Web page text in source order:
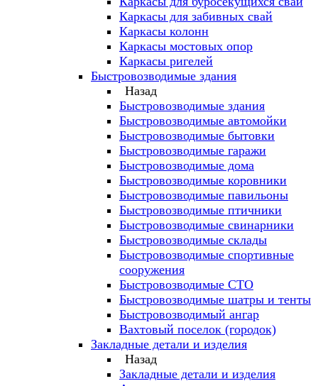
Каркасы для забивных свай
Каркасы колонн
Каркасы мостовых опор
Каркасы ригелей
Быстровозводимые здания
Назад
Быстровозводимые здания
Быстровозводимые автомойки
Быстровозводимые бытовки
Быстровозводимые гаражи
Быстровозводимые дома
Быстровозводимые коровники
Быстровозводимые павильоны
Быстровозводимые птичники
Быстровозводимые свинарники
Быстровозводимые склады
Быстровозводимые спортивные
сооружения
Быстровозводимые СТО
Быстровозводимые шатры и тенты
Быстровозводимый ангар
Вахтовый поселок (городок)
Закладные детали и изделия
Назад
Закладные детали и изделия